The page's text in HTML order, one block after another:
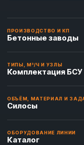
ПРОИЗВОДСТВО И КП
Бетонные заводы
ТИПЫ, М³/Ч И УЗЛЫ
Комплектация БСУ
ОБЪЁМ, МАТЕРИАЛ И
Силосы
ОБОРУДОВАНИЕ ЛИНИИ
Каталог